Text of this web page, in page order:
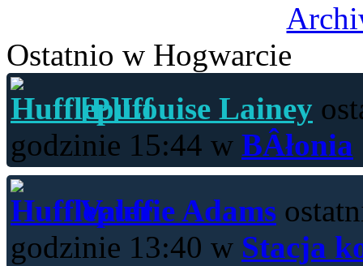
Ostatnio w Hogwarcie
[P]Louise Lainey
godzinie 15:44 w BÂłonia
Valerie Adams
godzinie 13:40 w Stacja